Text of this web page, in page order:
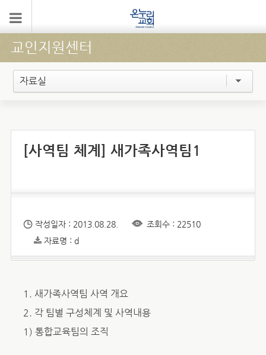
교인지원센터
자료실
[사역팀 체계] 새가족사역팀1
작성일자 : 2013.08.28.
조회수 : 22510
자료명 : d
1. 새가족사역팀 사역 개요
2. 각 팀별 구성체계 및 사역내용
1) 통합교육팀의 조직